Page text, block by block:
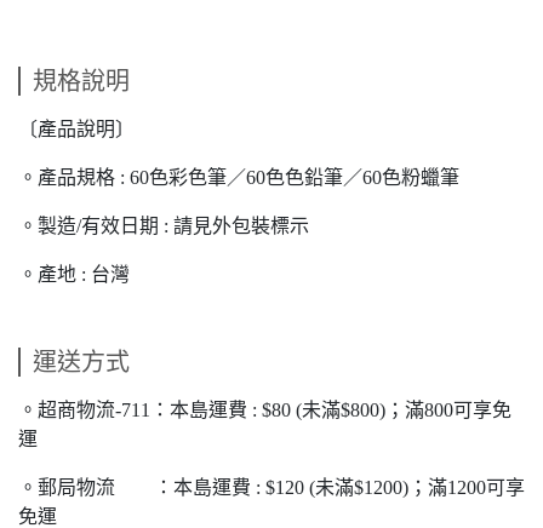
規格說明
〔產品說明〕
。產品規格 : 60色彩色筆／60色色鉛筆／60色粉蠟筆
。製造/有效日期 : 請見外包裝標示
。產地 : 台灣
運送方式
。超商物流-711：本島運費 : $80 (未滿$800)；滿800可享免
運
。郵局物流 ：本島運費 : $120 (未滿$1200)；滿1200可享
免運